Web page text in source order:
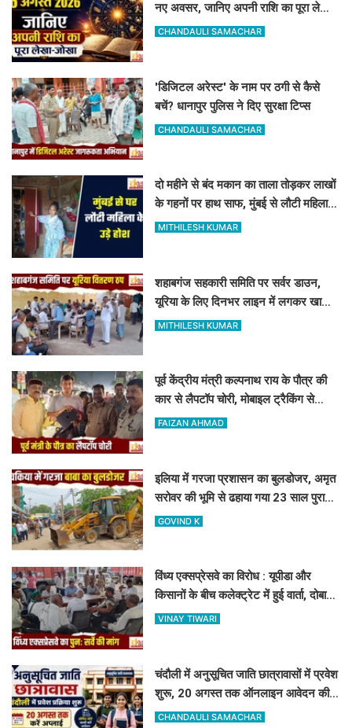
नए अवसर, जानिए अपनी राशि का पूरा लेखा-
जोखा
CHANDAULI SAMACHAR
'डिजिटल अरेस्ट' के नाम पर ठगी से कैसे
बचें? धानापुर पुलिस ने दिए सुरक्षा टिप्स
CHANDAULI SAMACHAR
दो महीने से बंद मकान का ताला तोड़कर लाखों
के गहनों पर हाथ साफ, मुंबई से लौटी महिला
सन्न
MITHILESH KUMAR
शहाबगंज सहकारी समिति पर सर्वर डाउन,
यूरिया के लिए दिनभर लाइन में लगकर खाली
हाथ लौटे किसान
MITHILESH KUMAR
पूर्व केंद्रीय मंत्री कल्पनाथ राय के पौत्र की
कार से लैपटॉप चोरी, मोबाइल ट्रैकिंग से
PPDU जंक्शन के पास बरामद
FAIZAN AHMAD
इलिया में गरजा प्रशासन का बुलडोजर, अमृत
सरोवर की भूमि से ढहाया गया 23 साल पुराना
अवैध निर्माण
GOVIND K
विंध्य एक्सप्रेसवे का विरोध : यूपीडा और
किसानों के बीच कलेक्ट्रेट में हुई वार्ता, दोबारा
सर्वे कराने का मिला आश्वासन
VINAY TIWARI
चंदौली में अनुसूचित जाति छात्रावासों में प्रवेश
शुरू, 20 अगस्त तक ऑनलाइन आवेदन की
सुविधा
CHANDAULI SAMACHAR